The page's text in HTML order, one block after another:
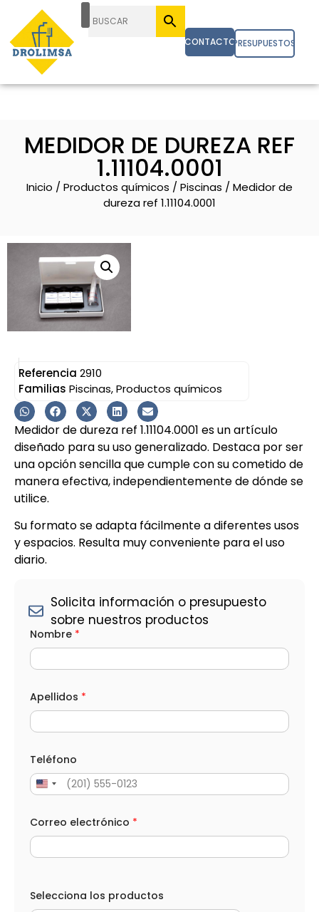
CONTACTOPRESUPUESTOS
MEDIDOR DE DUREZA REF
1.11104.0001
Inicio / Productos químicos / Piscinas / Medidor de
dureza ref 1.11104.0001
Referencia 2910
Familias Piscinas,Productos químicos
Medidor de dureza ref 1.11104.0001 es un artículo
diseñado para su uso generalizado. Destaca por ser
una opción sencilla que cumple con su cometido de
manera efectiva, independientemente de dónde se
utilice.
Su formato se adapta fácilmente a diferentes usos
y espacios. Resulta muy conveniente para el uso
diario.
Solicita información o presupuesto
sobre nuestros productos
Nombre *
Apellidos *
Teléfono
Correo electrónico *
o
Selecciona los productos